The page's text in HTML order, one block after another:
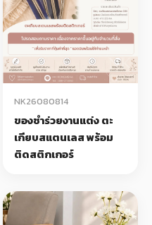
NK26080814
ของชำร่วยงานแต่ง ตะ
เกียบสแตนเลส พร้อม
ติดสติกเกอร์